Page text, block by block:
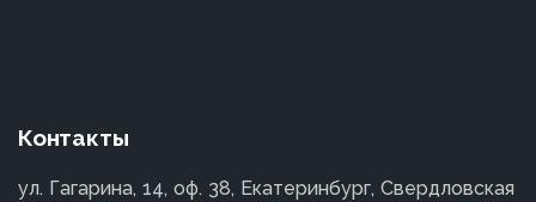
Контакты
ул. Гагарина, 14, оф. 38, Екатеринбург, Свердловская